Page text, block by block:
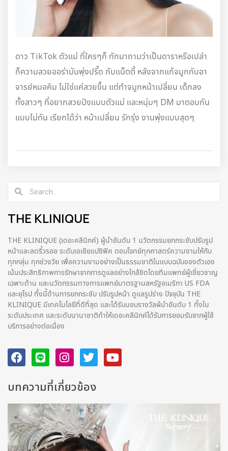
ดาว TikTok ตัวแม่ ที่ใครๆก็ ทักมาถามว่าเป็นดาราหรือเปล่า
ก็ความสวยออร่ามันพุ่งปรี๊ด กับแน็ตตี้ หลังจากแก้จมูกกับอา
จารย์หมอคิม ไม่ใช่แค่สวยขึ้น แต่ทำจมูกหน้าเปลี่ยน เด็กลง
ทั้งสาวๆ ที่อยากสวยปังแบบตัวแม่ และหนุ่มๆ DM มาตอบกัน
แบบไม่ทัน เรียกได้ว่า หน้าเปลี่ยน รักรุ่ง งานพุ่งแบบสุดๆ
THE KLINIQUE
THE KLINIQUE (เดอะคลีนิกค์) ผู้นำอันดับ 1 นวัตกรรมยกกระชับปรับรูป
หน้าและลดริ้วรอย ระดับเอเชียแปซิฟิค ตอบโจทย์ทุกศาสตร์ความงามให้กับ
ทุกกลุ่ม ทุกช่วงวัย เพื่อความงามอย่างเป็นธรรมชาติในแบบฉบับของตัวเอง
เน้นประสิทธิภาพการรักษาจากการดูแลอย่างใกล้ชิดโดยทีมแพทย์ผู้เชี่ยวชาญ
เฉพาะด้าน และนวัตกรรมทางการแพทย์มาตรฐานสหรัฐอเมริกา US FDA
และยุโรป ทั้งนี้ด้านการยกกระชับ ปรับรูปหน้า ดูแลรูปร่าง ปัจจุบัน THE
KLINIQUE มีเทคโนโลยีที่ดีที่สุด และได้รับมอบรางวัลผ้นำอันดับ 1 ทั้งใน
ระดับประเทศ และระดับนานาชาติทําให้เดอะคลีนิกค์ได้รับการยอมรับจากผู้ใช้
บริการอย่างต่อเนื่อง
บทความที่เกี่ยวข้อง